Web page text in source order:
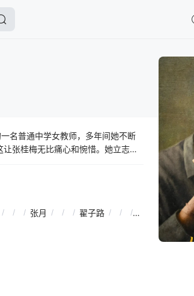
暂无观看影片的记录
名普通中学女教师，多年间她不断
张桂梅无比痛心和惋惜。她立志要
，张桂梅带领女高师生们完成了不
/ / / 张月 / / / 翟子路 / / / 黄米依 / /